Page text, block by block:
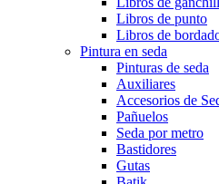
Libros de punto
Libros de
Pintura en seda
Pinturas de seda
Auxiliares
Accesorios de
Pañuelos
Seda por metro
Bastidores
Gutas